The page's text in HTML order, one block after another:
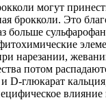
могут
брокколи. Это
больше
нарезании,
потом
D-глюкарат
влияние